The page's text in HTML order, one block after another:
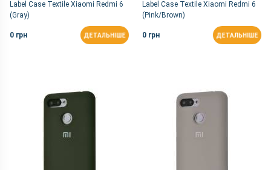
Label Case Textile Xiaomi Redmi 6
(Gray)
0 грн ДЕТАЛЬНІШЕ
Label Case Textile Xiaomi Redmi 6
(Pink/Brown)
0 грн ДЕТАЛЬНІШЕ